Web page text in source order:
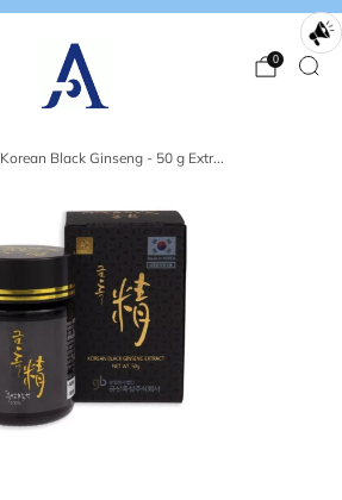
0
Korean Black Ginseng - 50 g Extr...